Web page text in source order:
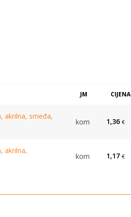
JM CIJENA
akrilna, smeđa,
kom 1,36 €
akrilna,
kom 1,17 €